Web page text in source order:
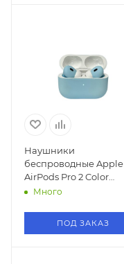
Наушники
беспроводные Apple
AirPods Pro 2 Color
(Небесно-голубой)
Много
ПОД ЗАКАЗ